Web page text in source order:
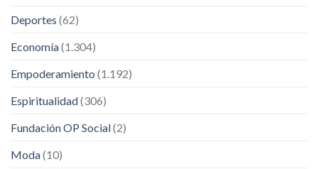
Deportes (62)
Economía(1.304)
Empoderamiento (1.192)
Espiritualidad(306)
Fundación OP Social(2)
Moda(10)